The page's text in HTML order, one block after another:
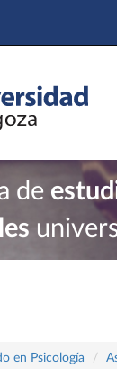
de
en Psicología